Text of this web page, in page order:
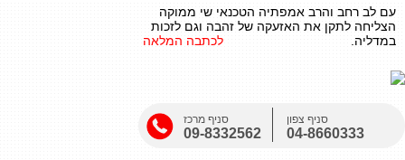
עם לב רחב והרב אמפתיה הטכנאי שי ממוקה
הצליחה לתקן את האזעקה של זהבה וגם לזכות
במדליה.
לכתבה המלאה
סניף מרכז
09-8332562
סניף צפון
04-8660333